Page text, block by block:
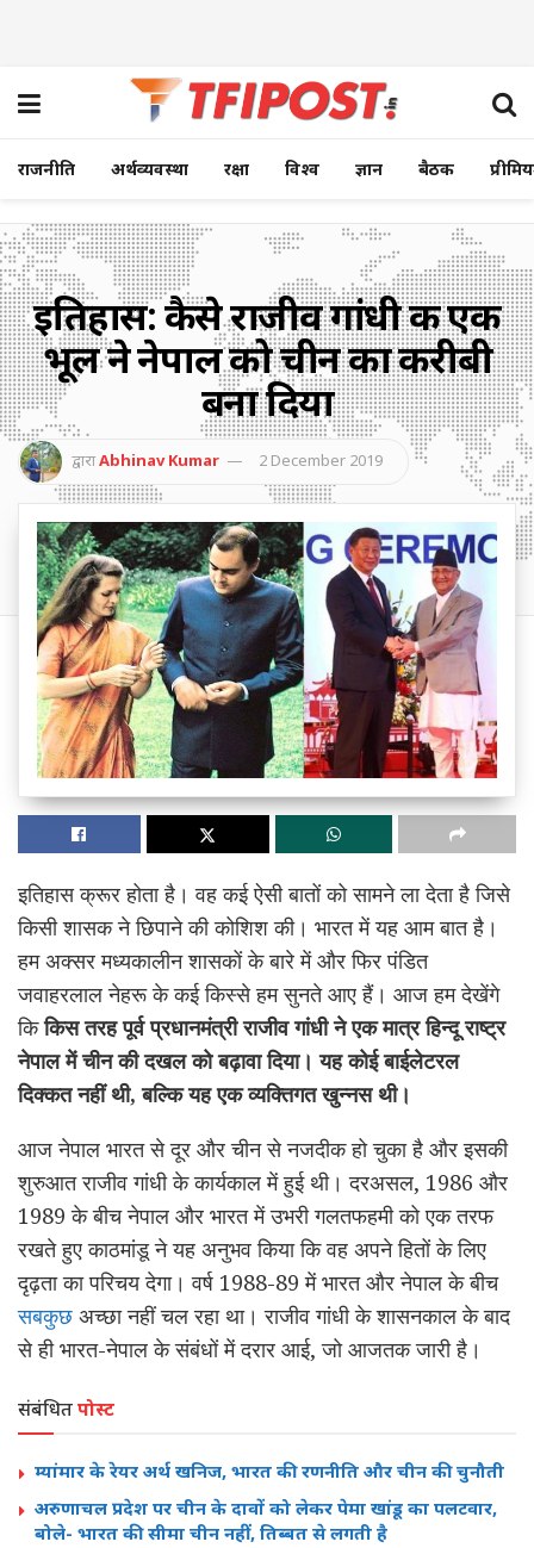
राजनीति अर्थव्यवस्था रक्षा विश्व ज्ञान बैठक
इतिहास: कैसे राजीव गांधी की एक
भूल ने नेपाल को चीन का करीबी
बना दिया
द्वाराAbhinav Kumar 2 December 2019
इतिहास क्रूर होता है। वह कई ऐसी बातों को सामने ला देता है जिसे
किसी शासक ने छिपाने की कोशिश की। भारत में यह आम बात है।
हम अक्सर मध्यकालीन शासकों के बारे में और फिर पंडित
जवाहरलाल नेहरू के कई किस्से हम सुनते आए हैं। आज हम देखेंगे
किकिस तरह पूर्व प्रधानमंत्री राजीव गांधी ने एक मात्र हिन्दू राष्ट्र
नेपाल में चीन की दखल को बढ़ावा दिया। यह कोई बाईलेटरल
दिक्कत नहीं थी, बल्कि यह एक व्यक्तिगत खुन्नस थी।
आज नेपाल भारत से दूर और चीन से नजदीक हो चुका है और इसकी
शुरुआत राजीव गांधी के कार्यकाल में हुई थी। दरअसल, 1986 और
1989 के बीच नेपाल और भारत में उभरी गलतफहमी को एक तरफ
रखते हुए काठमांडू ने यह अनुभव किया कि वह अपने हितों के लिए
दृढ़ता का परिचय देगा। वर्ष 1988-89 में भारत और नेपाल के बीच
सबकुछ अच्छा नहीं चल रहा था। राजीव गांधी के शासनकाल के बाद
से ही भारत-नेपाल के संबंधों में दरार आई, जो आजतक जारी है।
संबंधितपोस्ट
म्यांमार के रेयर अर्थ खनिज, भारत की रणनीति और चीन की चुनौती
अरुणाचल प्रदेश पर चीन के दावों को लेकर पेमा खांडू का पलटवार,
बोले- भारत की सीमा चीन नहीं, तिब्बत से लगती है